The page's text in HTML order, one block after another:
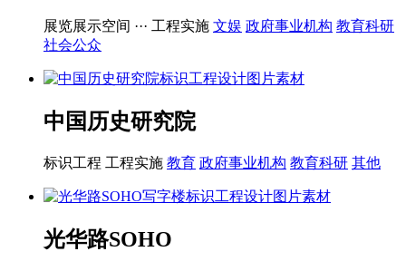
展览展示空间 ··· 工程实施 文娱 政府事业机构 教育科研
社会公众
中国历史研究院
标识工程 工程实施 教育 政府事业机构 教育科研 其他
光华路SOHO